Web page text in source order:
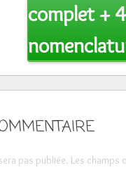
complet +
pas publiée. Les champs